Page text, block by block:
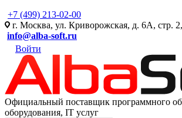
+7 (499) 213-02-00
г. Москва, ул. Криворожская, д. 6А,
info@alba-soft.ru
Войти
Официальный поставщик программного
оборудования, IT услуг